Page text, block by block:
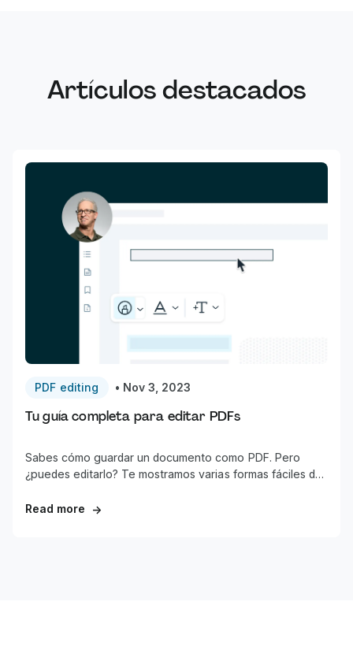
Artículos destacados
PDF editing • Nov 3, 2023
Tu guía completa para editar PDFs
Sabes cómo guardar un documento como PDF. Pero
¿puedes editarlo? Te mostramos varias formas fáciles de
Read more
→